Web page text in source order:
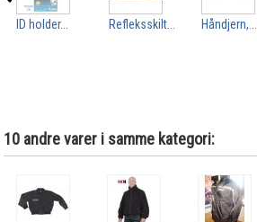
ID holder... Refleksskilt... Håndjern,...
10 andre varer i samme kategori: